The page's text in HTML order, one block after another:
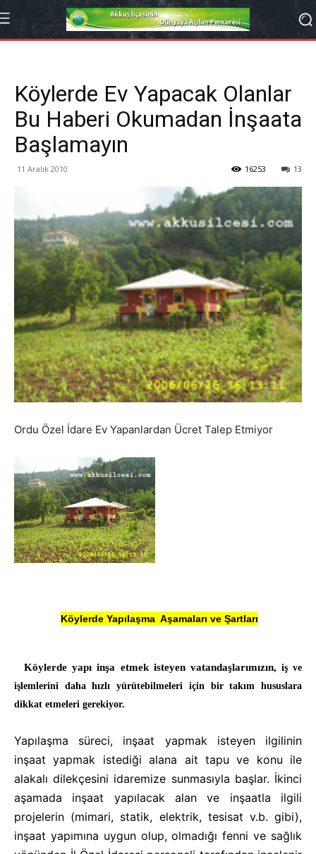
Köylerde Ev Yapacak Olanlar
Bu Haberi Okumadan İnşaata
Başlamayın
11 Aralık 2010 13
16253
Ordu Özel İdare Ev Yapanlardan Ücret Talep Etmiyor
Köylerde Yapılaşma Aşamaları ve Şartları
Köylerde yapı inşa etmek isteyen vatandaşlarımızın, iş ve
işlemlerini daha hızlı yürütebilmeleri için bir takım hususlara
dikkat etmeleri gerekiyor.
Yapılaşma süreci, inşaat yapmak isteyen ilgilinin
inşaat yapmak istediği alana ait tapu ve konu ile
alakalı dilekçesini idaremize sunmasıyla başlar. İkinci
aşamada inşaat yapılacak alan ve inşaatla ilgili
projelerin (mimari, statik, elektrik, tesisat v.b. gibi),
inşaat yapımına uygun olup, olmadığı fenni ve sağlık